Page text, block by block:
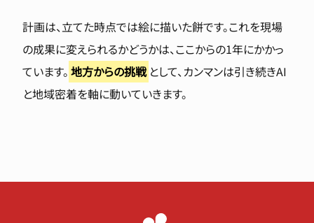
計画は、立てた時点では絵に描いた餅です。これを現場
の成果に変えられるかどうかは、ここからの1年にかかっ
ています。 地方からの挑戦 として、カンマンは引き続きAI
と地域密着を軸に動いていきます。